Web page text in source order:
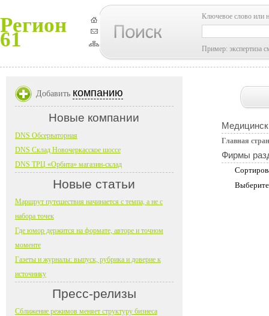
Регион
61
Ключевое слово или
Пример: экспертиза
Главная
Фирмы
Добавить компанию
Новые компании
DNS Обсерваторная
DNS Склад Новочеркасское шоссе
DNS ТРЦ «Орбита» магазин-склад
Новые статьи
Маршрут путешествия начинается с темпа, а не с
набора точек
Где юмор держится на формате, авторе и точном
моменте
Газеты и журналы: выпуск, рубрика и доверие к
источнику
Пресс-релизы
Сближение режимов меняет структуру бизнеса